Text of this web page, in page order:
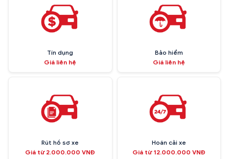
Tín dụng
Giá liên hệ
Bảo hiểm
Giá liên hệ
Rút hồ sơ xe
Giá từ 2.000.000 VNĐ
Hoán cải xe
Giá từ 12.000.000 VNĐ